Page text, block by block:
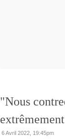
"Nous
6 Avril 2022, 19:45pm